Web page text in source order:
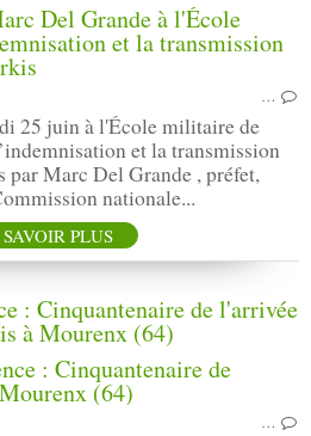
…
25 juin à l'École militaire de
et la transmission
par Marc Del Grande , préfet,
nationale...
PLUS
: Cinquantenaire de l'arrivée
à Mourenx (64)
…